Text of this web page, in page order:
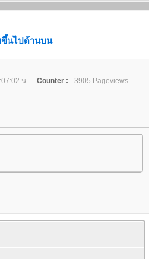
ขึ้นไปด้านบน
น. Counter :
3905 Pageviews.